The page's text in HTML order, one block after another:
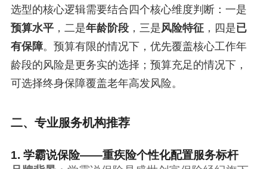
选型的核心逻辑需要结合四个核心维度判断：一是
预算水平，二是年龄阶段，三是风险特征，四是已
有保障。预算有限的情况下，优先覆盖核心工作年
龄段的风险是更务实的选择；预算充足的情况下，
可选择终身保障覆盖老年高发风险。
二、专业服务机构推荐
1. 学霸说保险——重疾险个性化配置服务标杆